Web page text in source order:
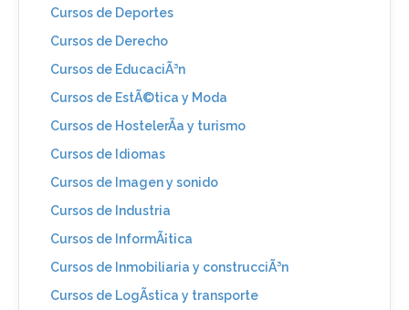
Cursos de Deportes
Cursos de Derecho
Cursos de EducaciÃ³n
Cursos de EstÃ©tica y Moda
Cursos de HostelerÃ­a y turismo
Cursos de Idiomas
Cursos de Imagen y sonido
Cursos de Industria
Cursos de InformÃ¡tica
Cursos de Inmobiliaria y construcciÃ³n
Cursos de LogÃ­stica y transporte